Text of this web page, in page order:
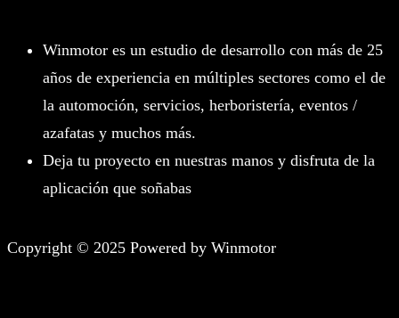
Winmotor es un estudio de desarrollo con más de 25
años de experiencia en múltiples sectores como el de
la automoción, servicios, herboristería, eventos /
azafatas y muchos más.
Deja tu proyecto en nuestras manos y disfruta de la
aplicación que soñabas
Copyright © 2025 Powered by Winmotor